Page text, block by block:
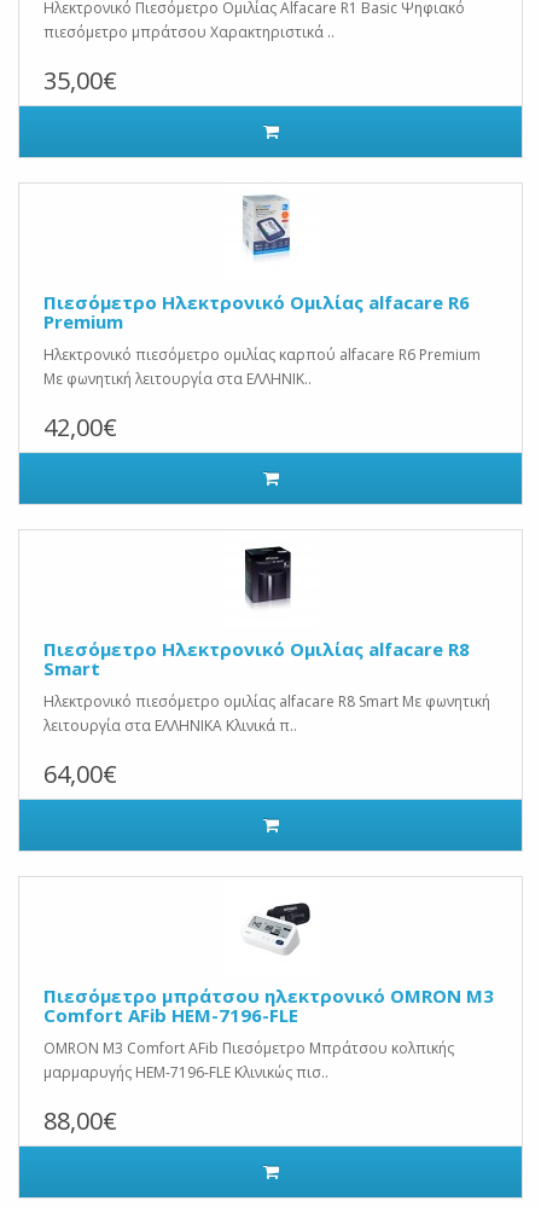
Ηλεκτρονικό Πιεσόμετρο Ομιλίας Alfacare R1 Basic Ψηφιακό
πιεσόμετρο μπράτσου Χαρακτηριστικά ..
35,00€
Πιεσόμετρο Ηλεκτρονικό Ομιλίας alfacare R6
Premium
Ηλεκτρονικό πιεσόμετρο ομιλίας καρπού alfacare R6 Premium
Με φωνητική λειτουργία στα ΕΛΛΗΝΙΚ..
42,00€
Πιεσόμετρο Ηλεκτρονικό Ομιλίας alfacare R8
Smart
Ηλεκτρονικό πιεσόμετρο ομιλίας alfacare R8 Smart Με φωνητική
λειτουργία στα ΕΛΛΗΝΙΚΑ Κλινικά π..
64,00€
Πιεσόμετρο μπράτσου ηλεκτρονικό OMRON M3
Comfort AFib HEM-7196-FLE
OMRON M3 Comfort AFib Πιεσόμετρο Μπράτσου κολπικής
μαρμαρυγής HEM-7196-FLE Κλινικώς πισ..
88,00€